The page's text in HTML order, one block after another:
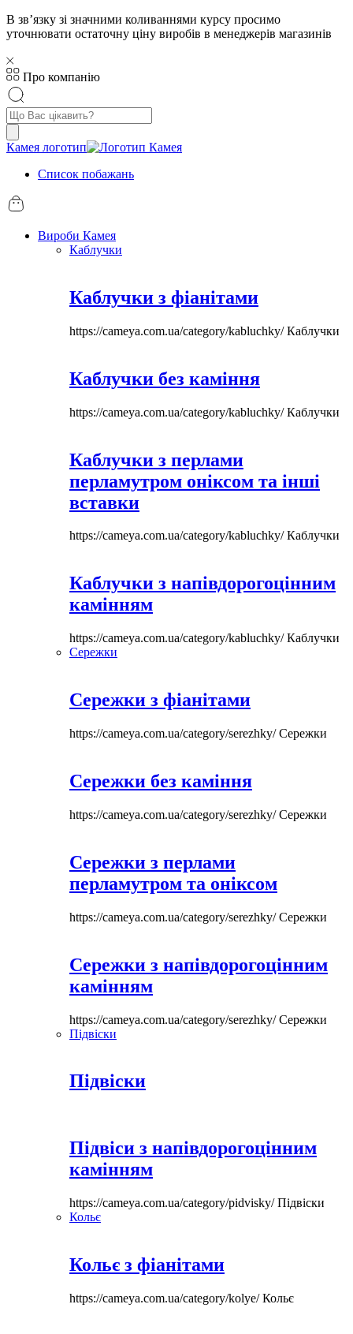
В звʼязку зі значними коливаннями курсу просимо
уточнювати остаточну ціну виробів в менеджерів магазинів
Про компанію
Пошук
товарів
Камея логотип
Список побажань
Вироби Камея
Каблучки
Каблучки з фіанітами
https://cameya.com.ua/category/kabluchky/Каблучки
Каблучки без каміння
https://cameya.com.ua/category/kabluchky/Каблучки
Каблучки з перлами
перламутром оніксом та інші
вставки
https://cameya.com.ua/category/kabluchky/Каблучки
Каблучки з напівдорогоцінним
камінням
https://cameya.com.ua/category/kabluchky/Каблучки
Сережки
Сережки з фіанітами
https://cameya.com.ua/category/serezhky/Сережки
Сережки без каміння
https://cameya.com.ua/category/serezhky/Сережки
Сережки з перлами
перламутром та оніксом
https://cameya.com.ua/category/serezhky/Сережки
Сережки з напівдорогоцінним
камінням
https://cameya.com.ua/category/serezhky/Сережки
Підвіски
Підвіски
Підвіси з напівдорогоцінним
камінням
https://cameya.com.ua/category/pidvisky/Підвіски
Кольє
Кольє з фіанітами
https://cameya.com.ua/category/kolye/Кольє